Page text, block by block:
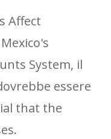
Affect
System, il
essere
that the